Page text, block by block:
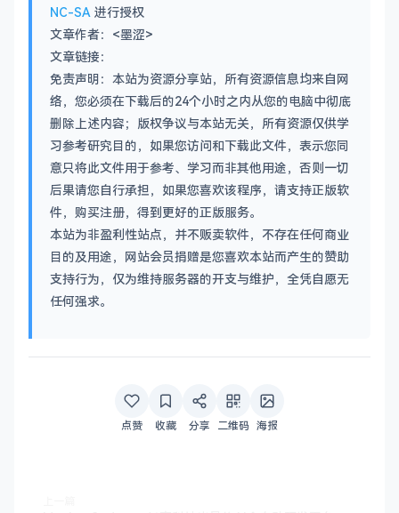
NC-SA 进行授权
文章作者：<墨涩>
文章链接：
免责声明：本站为资源分享站，所有资源信息均来自网
络，您必须在下载后的24个小时之内从您的电脑中彻底
删除上述内容；版权争议与本站无关，所有资源仅供学
习参考研究目的，如果您访问和下载此文件，表示您同
意只将此文件用于参考、学习而非其他用途，否则一切
后果请您自行承担，如果您喜欢该程序，请支持正版软
件，购买注册，得到更好的正版服务。
本站为非盈利性站点，并不贩卖软件，不存在任何商业
目的及用途，网站会员捐赠是您喜欢本站而产生的赞助
支持行为，仅为维持服务器的开支与维护，全凭自愿无
任何强求。
点赞 收藏 分享 二维码 海报